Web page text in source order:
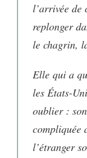
l’arrivée de
replonger
le chagrin,
Elle qui a
les États-
oublier :
compliquée
l’étranger